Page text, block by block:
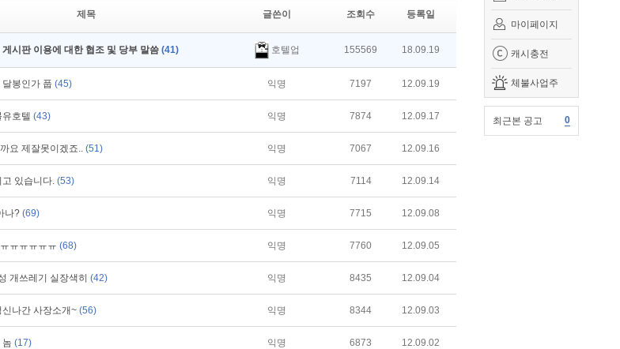
마이페이지
캐시충전
체불사업주
최근본 공고 0
제목 글쓴이 조회수 등록일
게시판 이용에 대한 협조 및 당부 말씀 (41) 호텔업 155569 18.09.19
달봉인가 풉 (45) 익명 7197 12.09.19
호텔 (43) 익명 7874 12.09.17
요 제잘못이겠죠.. (51) 익명 7067 12.09.16
있습니다. (53) 익명 7114 12.09.14
나? (69) 익명 7715 12.09.08
ㅠㅠㅠㅠㅠ (68) 익명 7760 12.09.05
개쓰레기 실장색히 (42) 익명 8435 12.09.04
신나간 사장소개~ (56) 익명 8344 12.09.03
놈 (17) 익명 6873 12.09.02